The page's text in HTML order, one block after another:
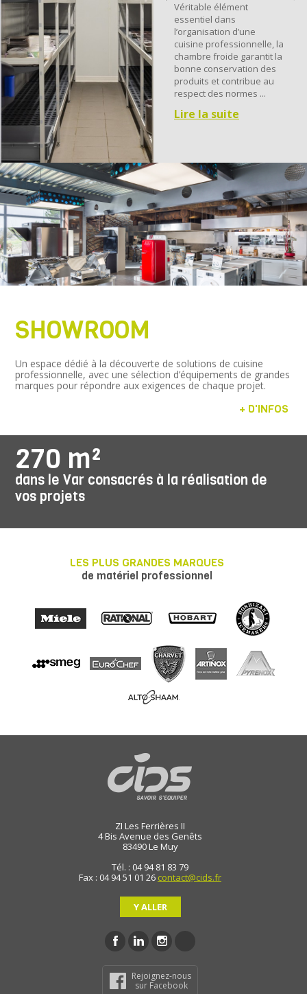
Véritable élément
essentiel dans
l’organisation d’une
cuisine professionnelle, la
chambre froide garantit la
bonne conservation des
produits et contribue au
respect des normes ...
Lire la suite
SHOWROOM
Un espace dédié à la découverte de solutions de cuisine
professionnelle, avec une sélection d’équipements de grandes
marques pour répondre aux exigences de chaque projet.
+ D'INFOS
270 m²
dans le Var consacrés à la réalisation de
vos projets
LES PLUS GRANDES MARQUES
de matériel professionnel
ZI Les Ferrières II
4 Bis Avenue des Genêts
83490Le Muy
Tél. : 04 94 81 83 79
Fax : 04 94 51 01 26 contact@cids.fr
Y ALLER
Rejoignez-nous
sur Facebook